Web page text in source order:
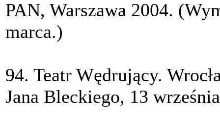
PAN, Warszawa 2004.
marca.)
94. Teatr Wędrujący.
Jana Bleckiego, 13